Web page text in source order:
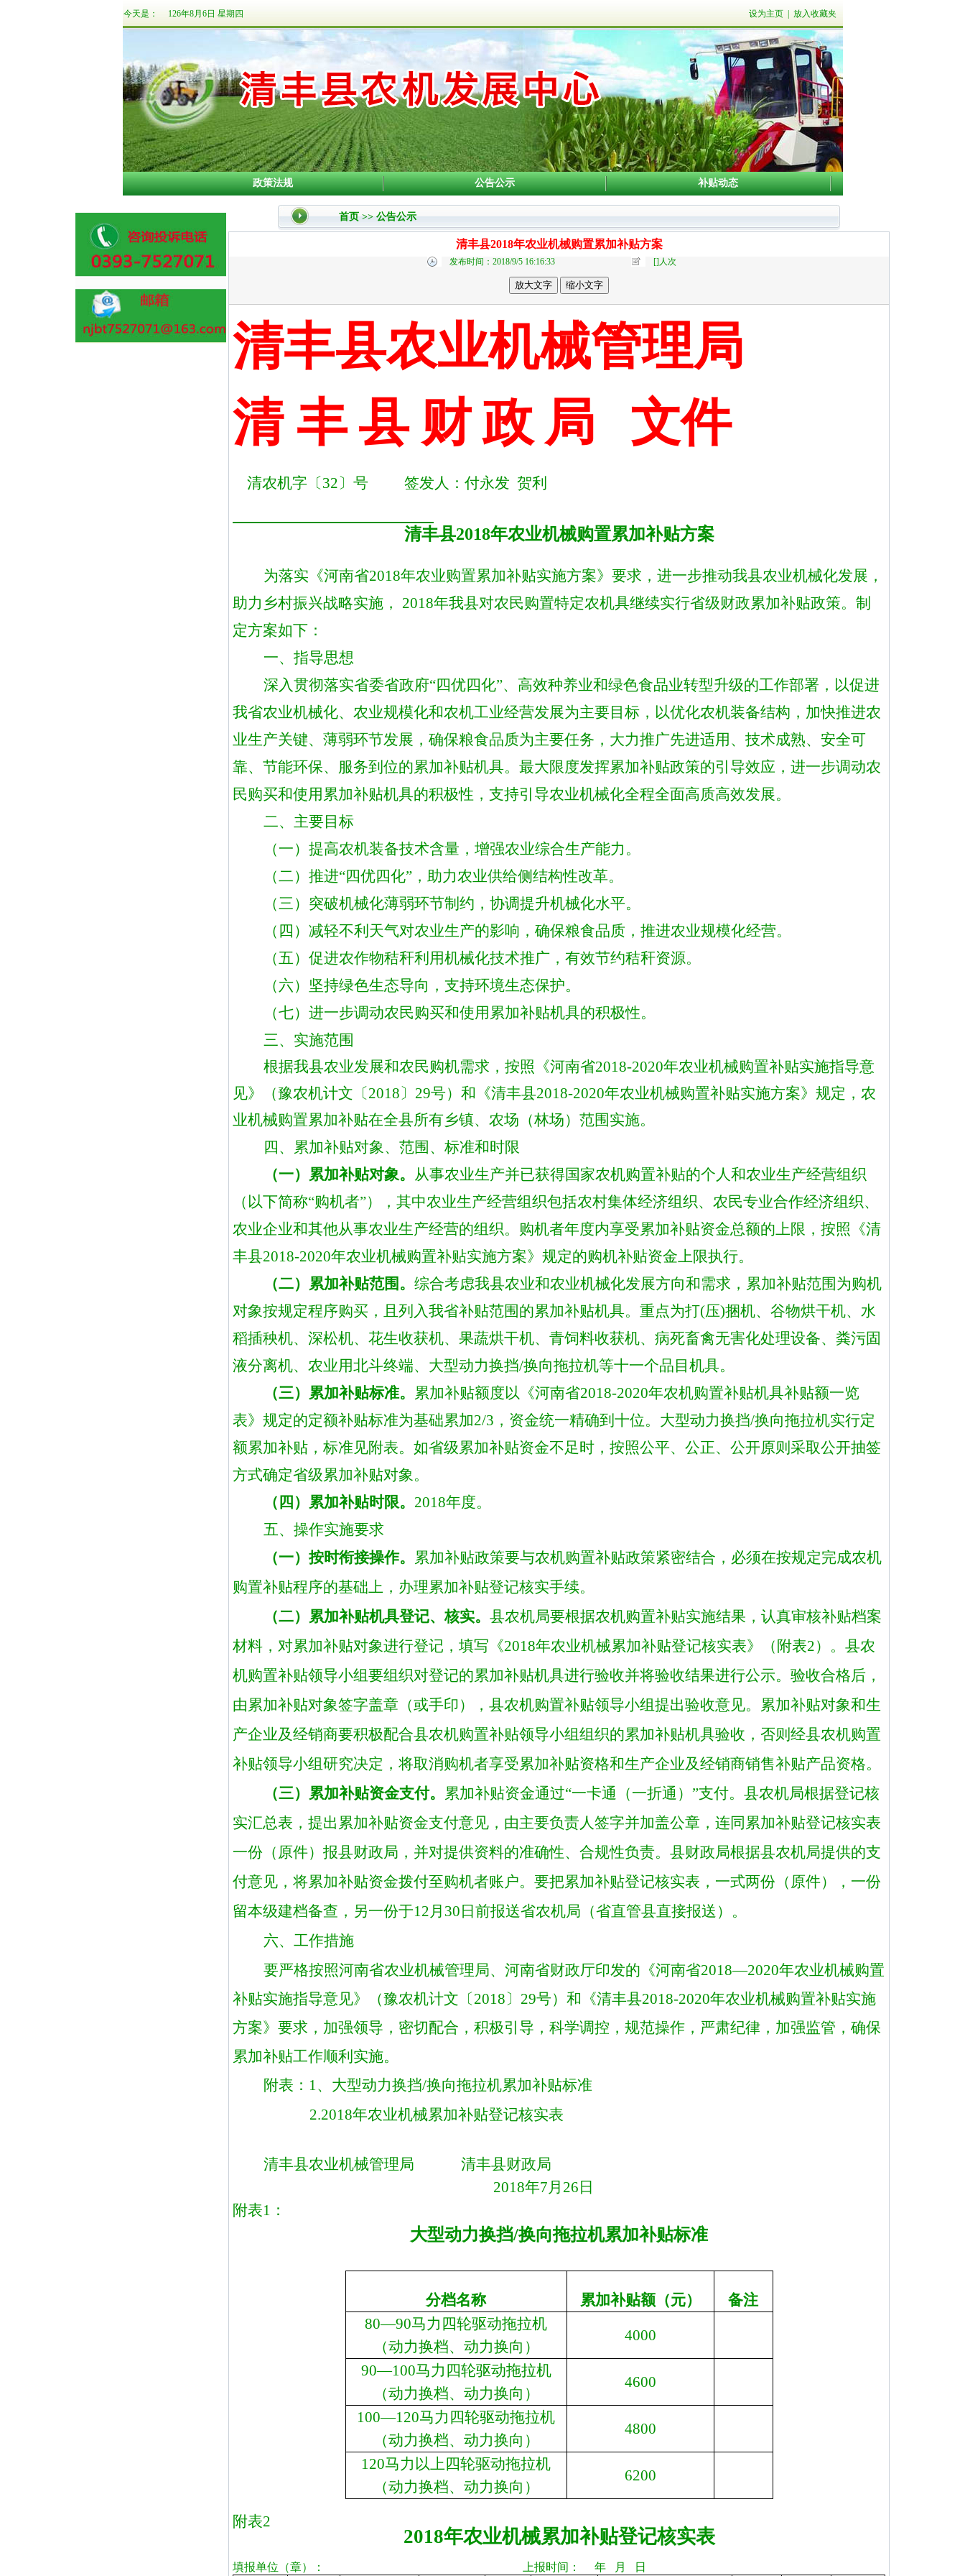
今天是： 126年8月6日 星期四 设为主页 放入收藏夹
政策法规 公告公示 补贴动态
首页>>公告公示
清丰县2018年农业机械购置累加补贴方案
发布时间：2018/9/5 16:16:33 []人次
清丰县农业机械管理局
清 丰 县 财 政 局 文件
清农机字〔32〕号 签发人：付永发 贺利
清丰县2018年农业机械购置累加补贴方案
为落实 《河南省2018年农业购置累加补贴实施方案》 要求， 进一步推动我县农业机械化发展，
助力乡村振兴战略实施，
2018年我县对农民购置特定农机具继续实行省级财政累加补贴政策。制
定方案如下：
一、指导思想
深入贯彻落实省委省政府“四优四化”、高效种养业和绿色食品业转型升级的工作部署， 以促进
我省农业机械化、农业规模化和农机工业经营发展为主要目标，以优化农机装备结构，加快推进农
业生产关键、薄弱环节发展，确保粮食品质为主要任务，大力推广先进适用、技术成熟、安全可
靠、节能环保、服务到位的累加补贴机具。最大限度发挥累加补贴政策的引导效应，进一步调动农
民购买和使用累加补贴机具的积极性， 支持引导农业机械化全程全面高质高效发展。
二、主要目标
（一）提高农机装备技术含量，增强农业综合生产能力。
（二）推进“四优四化”， 助力农业供给侧结构性改革。
（三）突破机械化薄弱环节制约，协调提升机械化水平。
（四）减轻不利天气对农业生产的影响，确保粮食品质，推进农业规模化经营。
（五）促进农作物秸秆利用机械化技术推广，有效节约秸秆资源。
（六）坚持绿色生态导向，支持环境生态保护。
（七）进一步调动农民购买和使用累加补贴机具的积极性。
三、实施范围
根据我县农业发展和农民购机需求， 按照 《河南省2018-2020年农业机械购置补贴实施指导意
见》（豫农机计文〔2018〕29号） 和《清丰县2018-2020年农业机械购置补贴实施方案》规定，农
业机械购置累加补贴在全县所有乡镇、农场（林场）范围实施。
四、累加补贴对象、范围、标准和时限
（一）累加补贴对象。 从事农业生产并已获得国家农机购置补贴的个人和农业生产经营组织
（以下简称“购机者”），其中农业生产经营组织包括农村集体经济组织、农民专业合作经济组织、
农业企业和其他从事农业生产经营的组织。 购机者年度内享受累加补贴资金总额的上限 ， 按照《清
丰县2018-2020年农业机械购置补贴实施方案》规定的购机补贴资金上限执行。
（二）累加补贴范围。 综合考虑我县农业和农业机械化发展方向和需求，累加补贴范围为购机
对象按规定程序购买，且列入我省补贴范围的累加补贴机具。重点为打(压)捆机、谷物烘干机、水
稻插秧机、深松机、花生收获机、果蔬烘干机、青饲料收获机、病死畜禽无害化处理设备、粪污固
液分离机、农业用北斗终端、大型动力换挡/换向拖拉机等十一个品目机具。
（三）累加补贴标准。 累加补贴额度以 《河南省2018-2020年农机购置补贴机具补贴额一览
表》 规定的定额补贴标准为基础累加2/3，资金统一精确到十位。 大型动力换挡/换向拖拉机实行定
额累加补贴，标准见附表。 如省级累加补贴资金不足时，按照公平、公正、公开原则采取公开抽签
方式确定省级累加补贴对象。
（四）累加补贴时限。 2018年度。
五、操作实施要求
（一）按时衔接操作。 累加补贴政策要与农机购置补贴政策紧密结合，必须在按规定完成农机
购置补贴程序的基础上，办理累加补贴登记核实手续。
（二）累加补贴机具登记、核实。 县农机局要根据农机购置补贴实施结果，认真审核补贴档案
材料，对累加补贴对象进行登记，填写《2018年农业机械累加补贴登记核实表》（附表2）。县农
机购置补贴领导小组要组织对登记的累加补贴机具进行验收并将验收结果进行公示。验收合格后，
由累加补贴对象签字盖章（或手印），县农机购置补贴领导小组提出验收意见。累加补贴对象和生
产企业及经销商要积极配合县农机购置补贴领导小组组织的累加补贴机具验收，否则经县农机购置
补贴领导小组研究决定，将取消购机者享受累加补贴资格和生产企业及经销商销售补贴产品资格。
（三）累加补贴资金支付。 累加补贴资金通过“一卡通（一折通）”支付。县农机局根据登记核
实汇总表，提出累加补贴资金支付意见，由主要负责人签字并加盖公章，连同累加补贴登记核实表
一份（原件）报县财政局 ，并对提供资料的准确性、合规性负责。县财政局根据县农机局提供的支
付意见，将累加补贴资金拨付至购机者账户。要把累加补贴登记核实表，一式两份（原件），一份
留本级建档备查 ，另一份于12月30日前报送省农机局（省直管县直接报送）。
六、工作措施
要严格按照河南省农业机械管理局、河南省财政厅印发的《河南省2018—2020年农业机械购置
补贴实施指导意见》（豫农机计文〔2018〕29号） 和 《清丰县2018-2020年农业机械购置补贴实施
方案》 要求，加强领导，密切配合，积极引导，科学调控，规范操作，严肃纪律，加强监管，确保
累加补贴工作顺利实施。
附表： 1、 大型动力换挡/换向拖拉机累加补贴标准
2.2018年农业机械累加补贴登记核实表
清丰县农业机械管理局
清丰县财政局
2018年7月26日
附表1：
大型动力换挡/换向拖拉机累加补贴标准
分档名称 累加补贴额（元）
备注
80—90马力四轮驱动拖拉机
（动力换档、动力换向）
4000
90—100马力四轮驱动拖拉机
（动力换档、动力换向）
4600
100—120马力四轮驱动拖拉机
（动力换档、动力换向）
4800
120马力以上四轮驱动拖拉机
（动力换档、动力换向）
6200
附表2
2018年农业机械累加补贴登记核实表
填报单位（章）： 上报时间： 年 月 日